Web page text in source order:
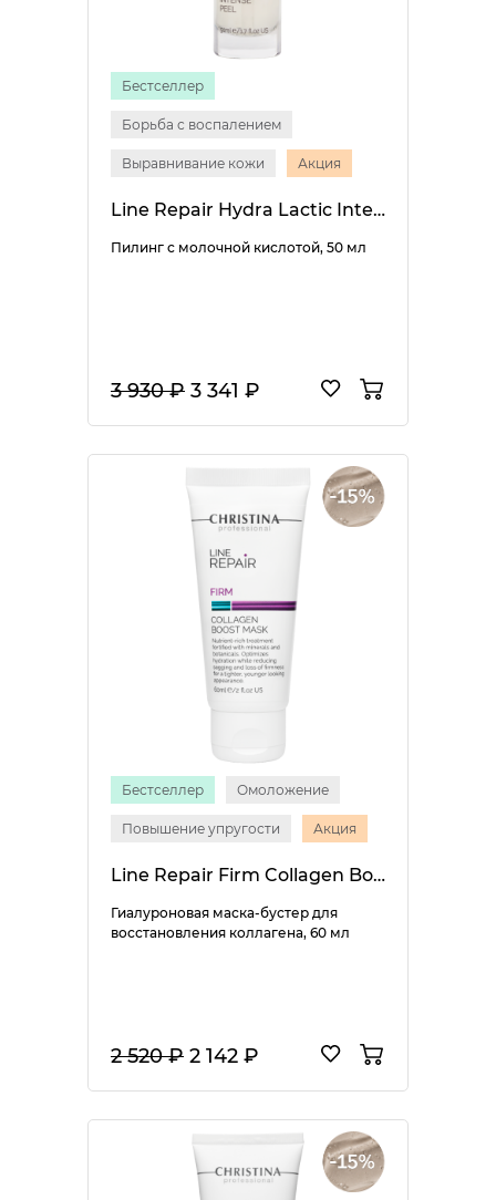
Бестселлер
Борьба с воспалением
Выравнивание кожи Акция
Line Repair Hydra Lactic Intense Peel
Пилинг с молочной кислотой, 50 мл
3 930 ₽ 3 341 ₽
Бестселлер Омоложение
Повышение упругости Акция
Line Repair Firm Collagen Boost Mask
Гиалуроновая маска-бустер для
восстановления коллагена, 60 мл
2 520 ₽ 2 142 ₽